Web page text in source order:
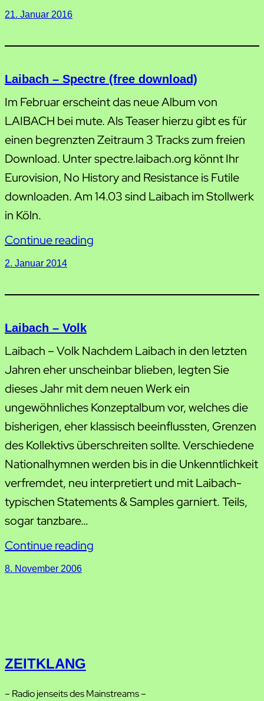
21. Januar 2016
Laibach – Spectre (free download)
Im Februar erscheint das neue Album von
LAIBACH bei mute. Als Teaser hierzu gibt es für
einen begrenzten Zeitraum 3 Tracks zum freien
Download. Unter spectre.laibach.org könnt Ihr
Eurovision, No History and Resistance is Futile
downloaden. Am 14.03 sind Laibach im Stollwerk
in Köln.
Continue reading
2. Januar 2014
Laibach – Volk
Laibach – Volk Nachdem Laibach in den letzten
Jahren eher unscheinbar blieben, legten Sie
dieses Jahr mit dem neuen Werk ein
ungewöhnliches Konzeptalbum vor, welches die
bisherigen, eher klassisch beeinflussten, Grenzen
des Kollektivs überschreiten sollte. Verschiedene
Nationalhymnen werden bis in die Unkenntlichkeit
verfremdet, neu interpretiert und mit Laibach-
typischen Statements & Samples garniert. Teils,
sogar tanzbare…
Continue reading
8. November 2006
ZEITKLANG
– Radio jenseits des Mainstreams –